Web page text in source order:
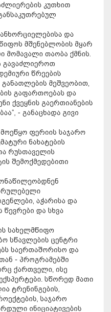
კუთხით
და
მშენებლობის მყარ
მომავალი თაობა ქმნის.
გავაძლიეროთ
წრეების
მეშვეობით,
გაფართოებას და
ქვეყნის გაერთიანების
- განაცხადა გივი
ფერიის საჯარო
ნახატების
რუსთაველის
შემოქმედებითი
აჭარისა და
და სხვა
სახელმწიფო
სწავლების ცენტრი
საერთაშორისო და
- პროგრამებში
ქართველი, ისე
სწორედ მათი
ტრენინგების,
საჯარო
ინიციატივების